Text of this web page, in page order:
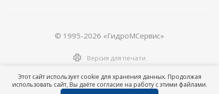
© 1995-2026 «ГидроМСервис»
Версия для печати
Этот сайт использует cookie для хранения данных. Продолжая
использовать сайт, Вы даёте согласие на работу с этими файлами.